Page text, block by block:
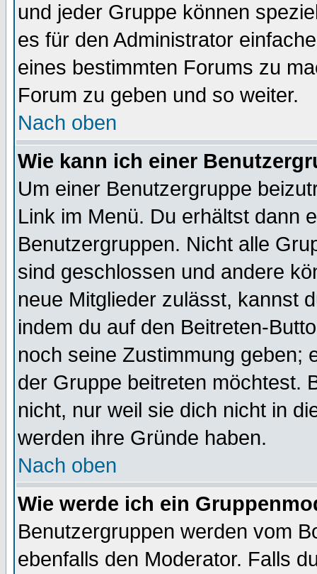
und jeder Gruppe können
es für den Administrator
eines bestimmten Forums zu
Forum zu geben und so weiter.
Nach oben
Wie kann ich einer
Um einer Benutzergruppe
Link im Menü. Du erhältst dann
Benutzergruppen. Nicht alle
sind geschlossen und andere
neue Mitglieder zulässt, kannst
indem du auf den Beitreten-
noch seine Zustimmung geben;
der Gruppe beitreten möchtest.
nicht, nur weil sie dich nicht in
werden ihre Gründe haben.
Nach oben
Wie werde ich ein
Benutzergruppen werden vom
ebenfalls den Moderator. Falls